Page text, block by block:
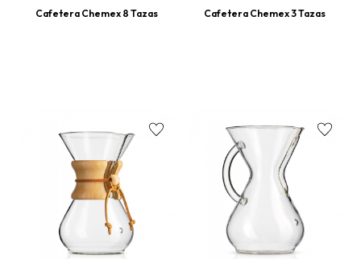
Cafetera Chemex 8 Tazas Cafetera Chemex 3 Tazas